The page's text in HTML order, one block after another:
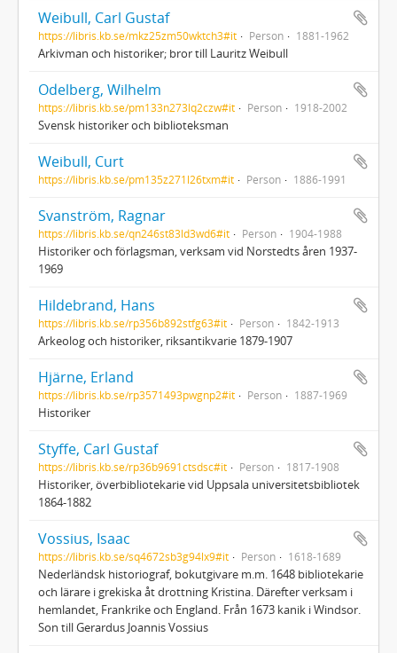
Weibull, Carl Gustaf
https://libris.kb.se/mkz25zm50wktch3#it Person 1881-1962
Arkivman och historiker; bror till Lauritz Weibull
Odelberg, Wilhelm
https://libris.kb.se/pm133n273lq2czw#it Person 1918-2002
Svensk historiker och biblioteksman
Weibull, Curt
https://libris.kb.se/pm135z271l26txm#it Person 1886-1991
Svanström, Ragnar
https://libris.kb.se/qn246st83ld3wd6#it Person 1904-1988
Historiker och förlagsman, verksam vid Norstedts åren 1937-
1969
Hildebrand, Hans
https://libris.kb.se/rp356b892stfg63#it Person 1842-1913
Arkeolog och historiker, riksantikvarie 1879-1907
Hjärne, Erland
https://libris.kb.se/rp3571493pwgnp2#it Person 1887-1969
Historiker
Styffe, Carl Gustaf
https://libris.kb.se/rp36b9691ctsdsc#it Person 1817-1908
Historiker, överbibliotekarie vid Uppsala universitetsbibliotek
1864-1882
Vossius, Isaac
https://libris.kb.se/sq4672sb3g94lx9#it Person 1618-1689
Nederländsk historiograf, bokutgivare m.m. 1648 bibliotekarie
och lärare i grekiska åt drottning Kristina. Därefter verksam i
hemlandet, Frankrike och England. Från 1673 kanik i Windsor.
Son till Gerardus Joannis Vossius